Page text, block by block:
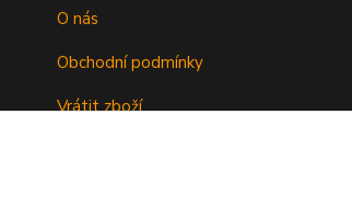
O nás
Obchodní podmínky
Vrátit zboží